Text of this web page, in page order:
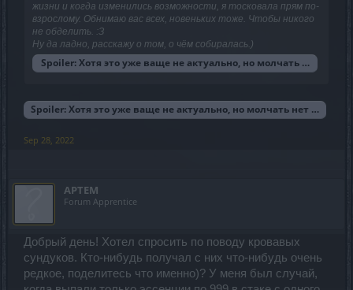
жизни и когда изменились возможности, я тосковала прям по-
взрослому. Обнимаю вас всех, новеньких тоже. Чтобы никого
не обделить. :З
Ну да ладно, расскажу о том, о чём собиралась.)
Spoiler:Хотя это уже ваще не актуально, но молчать нет сил. х)
Spoiler:Хотя это уже ваще не актуально, но молчать нет сил. х)
Sep 28, 2022
APTEM
Forum Apprentice
Добрый день! Хотел спросить по поводу кровавых
сундуков. Кто-нибудь получал с них что-нибудь очень
редкое, поделитесь что именно)? У меня был случай,